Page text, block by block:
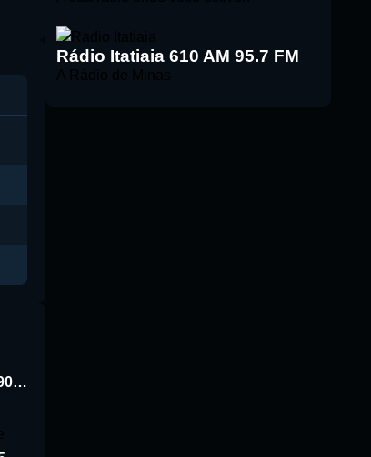
Rádio Jornal de Recife 90.3 FM
Rádio Itatiaia 610 AM 95.7 FM